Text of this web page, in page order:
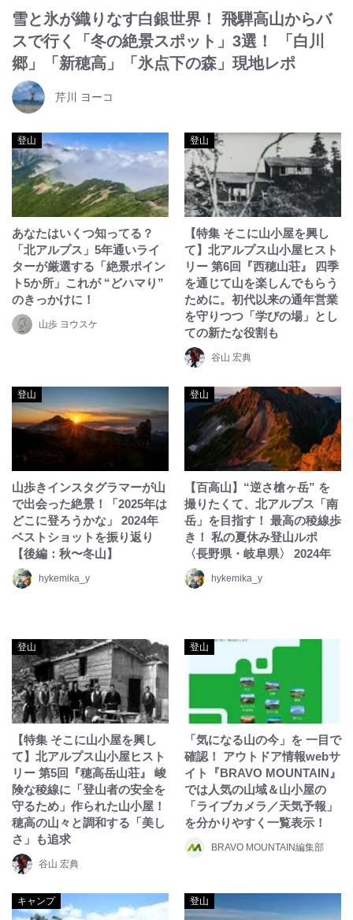
雪と氷が織りなす白銀世界！ 飛騨高山からバ
スで行く「冬の絶景スポット」3選！ 「白川
郷」「新穂高」「氷点下の森」現地レポ
芹川 ヨーコ
登山
あなたはいくつ知ってる？
「北アルプス」5年通いライ
ターが厳選する「絶景ポイン
ト5か所」これが “どハマり”
のきっかけに！
山歩 ヨウスケ
登山
【特集 そこに山小屋を興し
て】北アルプス山小屋ヒスト
リー 第6回『西穂山荘』 四季
を通じて山を楽しんでもらう
ために。初代以来の通年営業
を守りつつ「学びの場」とし
ての新たな役割も
谷山 宏典
登山
山歩きインスタグラマーが山
で出会った絶景！「2025年は
どこに登ろうかな」 2024年
ベストショットを振り返り
【後編：秋〜冬山】
hykemika_y
登山
【百高山】“逆さ槍ヶ岳” を
撮りたくて、北アルプス「南
岳」を目指す！ 最高の稜線歩
き！ 私の夏休み登山ルポ
〈長野県・岐阜県〉 2024年
hykemika_y
登山
【特集 そこに山小屋を興し
て】北アルプス山小屋ヒスト
リー 第5回『穂高岳山荘』 峻
険な稜線に「登山者の安全を
守るため」作られた山小屋！
穂高の山々と調和する「美し
さ」も追求
谷山 宏典
登山
「気になる山の今」を 一目で
確認！ アウトドア情報webサ
イト『BRAVO MOUNTAIN』
では人気の山域＆山小屋の
「ライブカメラ／天気予報」
を分かりやすく一覧表示！
BRAVO MOUNTAIN編集部
キャンプ 登山